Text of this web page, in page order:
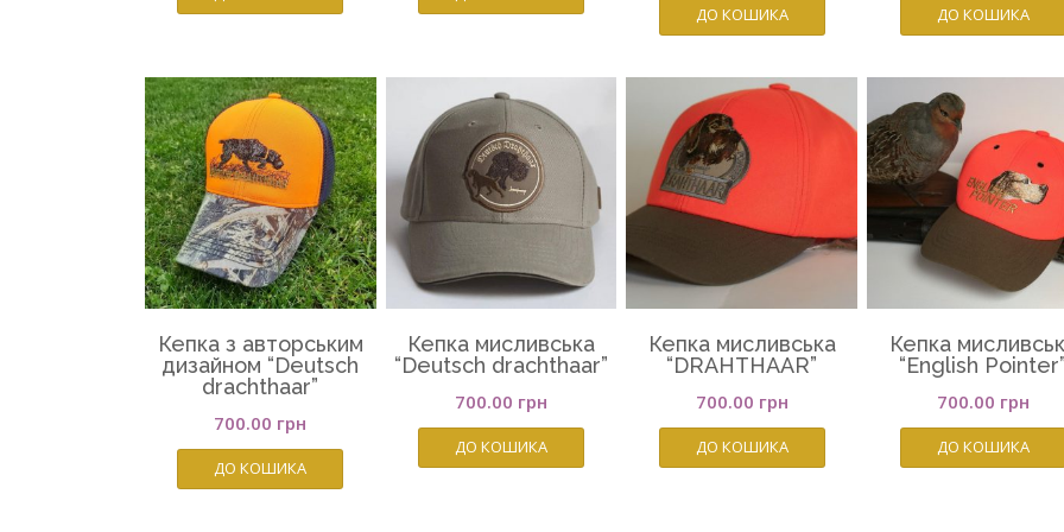
ДО КОШИКА
ДО КОШИКА
Кепка з авторським
дизайном “Deutsch
drachthaar”
700.00 грн
ДО КОШИКА
Кепка мисливська
“Deutsch drachthaar”
700.00 грн
ДО КОШИКА
Кепка мисливська
“DRAHTHAAR”
700.00 грн
ДО КОШИКА
Кепка
“English
700.00 грн
ДО КОШИКА